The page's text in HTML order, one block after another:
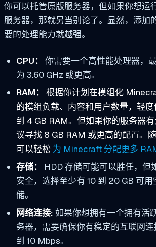
你可以托管原版服务器，但如果你想运
服务器，那就另当别论了。显然，添加
要的处理能力就越强。
CPU：
你需要一个高性能处理器，
为 3.60 GHz 或更高。
RAM： 根据你计划在模组化
的模组负载、内容和用户数量，轻
到 4 GB RAM。但如果你的服务器
议寻找 8 GB RAM 或更高的配置。
可以轻松 为 Minecraft 分配更多
存储：
HDD 存储可能可以胜任，但
安全，选择至少有 10 到 20 GB 可用
储。
网络连接: 如果你想拥有一个拥有活
务器，需要确保你有稳定的互联网
到 10 Mbps。